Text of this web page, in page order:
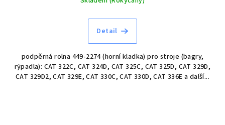
Detail
podpěrná rolna 449-2274 (horní kladka) pro stroje (bagry,
rýpadla): CAT 322C, CAT 324D, CAT 325C, CAT 325D, CAT 329D,
CAT 329D2, CAT 329E, CAT 330C, CAT 330D, CAT 336E a další...